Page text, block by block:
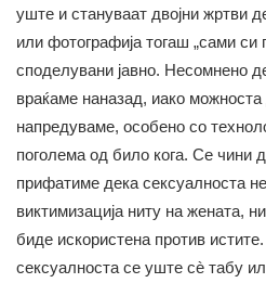
уште и стануваат двојни жртви
или фотографија тогаш „сами си
споделувани јавно. Несомнено
враќаме наназад, иако
напредуваме, особено со
поголема од било кога. Се чини
прифатиме дека сексуалноста
виктимизација ниту на жената,
биде искористена против
сексуалноста се уште сè табу